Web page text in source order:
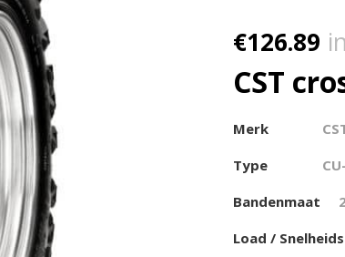
€126.89
CST
Merk
Type
Bandenmaat
Load /